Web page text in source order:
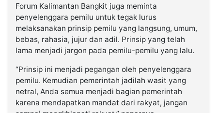
Forum Kalimantan Bangkit juga meminta
penyelenggara pemilu untuk tegak lurus
melaksanakan prinsip pemilu yang langsung, umum,
bebas, rahasia, jujur dan adil. Prinsip yang telah
lama menjadi jargon pada pemilu-pemilu yang lalu.
“Prinsip ini menjadi pegangan oleh penyelenggara
pemilu. Kemudian pemerintah jadilah wasit yang
netral, Anda semua menjadi bagian pemerintah
karena mendapatkan mandat dari rakyat, jangan